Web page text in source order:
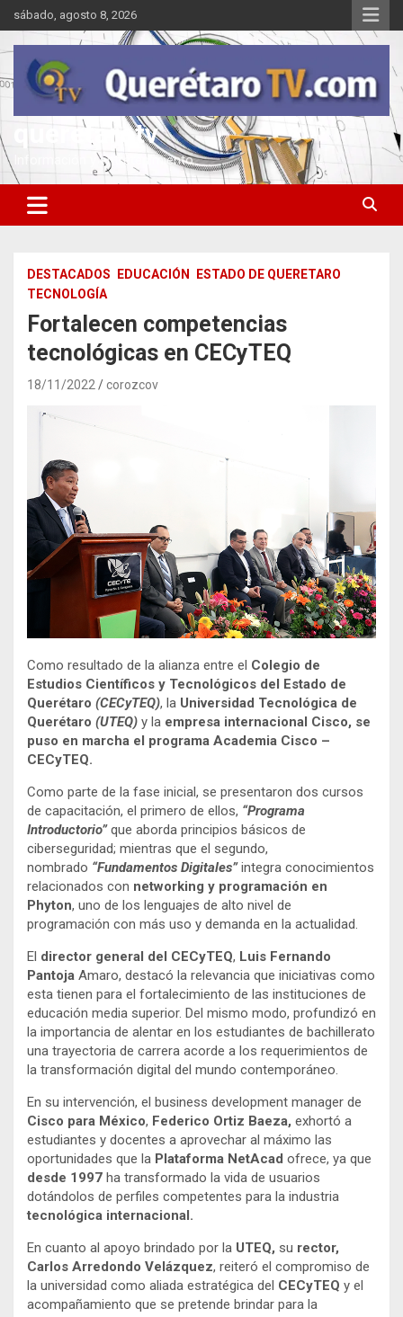
Saltar
al
contenido
sábado, agosto 8, 2026
queretarotv
Información y entretenimiento
DESTACADOS EDUCACIÓN
ESTADO DE QUERETARO
TECNOLOGÍA
Fortalecen competencias
tecnológicas en CECyTEQ
18/11/2022 corozcov
Como resultado de la alianza entre el Colegio de
Estudios Científicos y Tecnológicos del Estado de
Querétaro (CECyTEQ), la Universidad Tecnológica de
Querétaro (UTEQ) y la empresa internacional Cisco, se
puso en marcha el programa Academia Cisco –
CECyTEQ.
Como parte de la fase inicial, se presentaron dos cursos
de capacitación, el primero de ellos, “Programa
Introductorio”que aborda principios básicos de
ciberseguridad; mientras que el segundo,
nombrado “Fundamentos Digitales”integra conocimientos
relacionados con networking y programación en
Phyton, uno de los lenguajes de alto nivel de
programación con más uso y demanda en la actualidad.
El director general del CECyTEQ, Luis Fernando
Pantoja Amaro, destacó la relevancia que iniciativas como
esta tienen para el fortalecimiento de las instituciones de
educación media superior. Del mismo modo, profundizó en
la importancia de alentar en los estudiantes de bachillerato
una trayectoria de carrera acorde a los requerimientos de
la transformación digital del mundo contemporáneo.
En su intervención, el business development manager de
Cisco para México, Federico Ortiz Baeza, exhortó a
estudiantes y docentes a aprovechar al máximo las
oportunidades que la Plataforma NetAcad ofrece, ya que
desde 1997 ha transformado la vida de usuarios
dotándolos de perfiles competentes para la industria
tecnológica internacional.
En cuanto al apoyo brindado por la UTEQ, su rector,
Carlos Arredondo Velázquez, reiteró el compromiso de
la universidad como aliada estratégica del CECyTEQ y el
acompañamiento que se pretende brindar para la